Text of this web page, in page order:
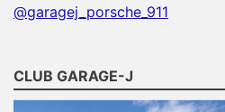
@garagej_porsche_911
CLUB GARAGE-J